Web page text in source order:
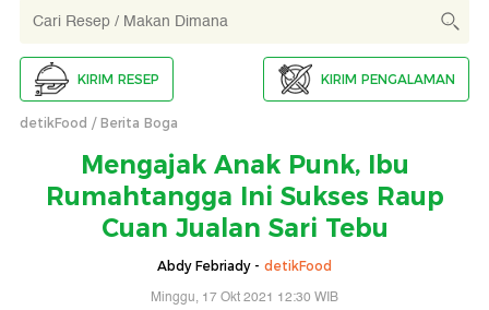
KIRIM RESEP KIRIM PENGALAMAN
detikFood Berita Boga
Mengajak Anak Punk, Ibu
Rumahtangga Ini Sukses Raup
Cuan Jualan Sari Tebu
Abdy Febriady - detikFood
Minggu, 17 Okt 2021 12:30 WIB